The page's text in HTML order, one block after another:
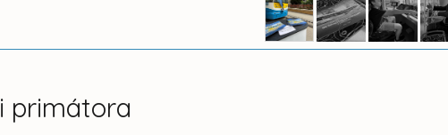
primátora